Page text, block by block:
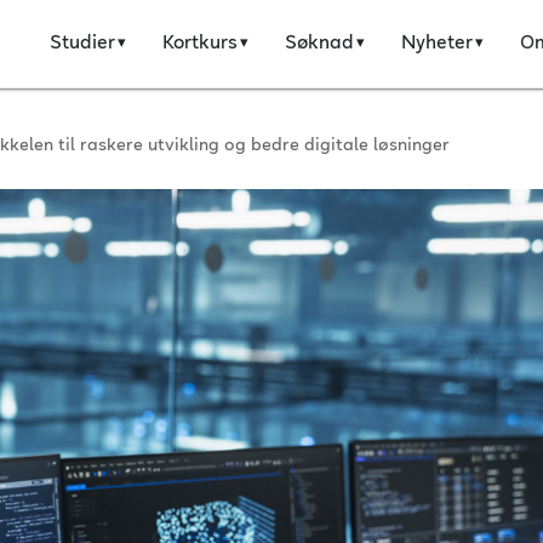
Studier Kortkurs Søknad Nyheter
til raskere utvikling og bedre digitale løsninger